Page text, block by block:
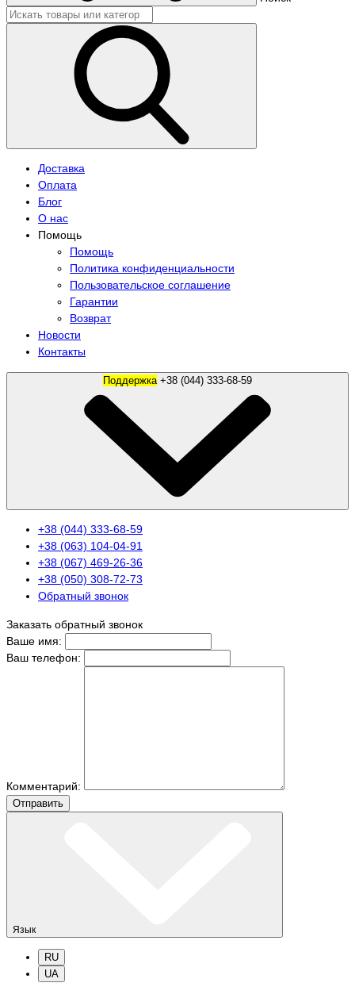
Доставка
Оплата
Блог
О нас
Помощь
Помощь
Политика конфиденциальности
Пользовательское соглашение
Гарантии
Возврат
Новости
Контакты
Поддержка
+38 (044) 333-68-59
+38 (063) 104-04-91
+38 (067) 469-26-36
+38 (050) 308-72-73
Обратный звонок
Заказать обратный звонок
Ваше имя:
Ваш телефон:
Комментарий:
Отправить
Язык
RU
UA